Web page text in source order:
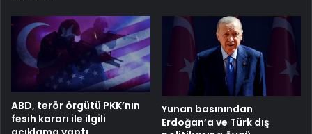
ABD, terör örgütü PKK’nın
fesih kararı ile ilgili
Yunan basınından
Erdoğan’a ve Türk dış